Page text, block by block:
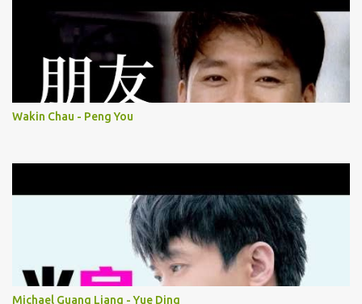
Wakin Chau - Peng You
Michael Guang Liang - Yue Ding